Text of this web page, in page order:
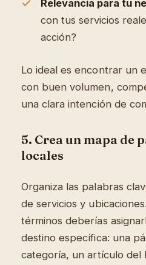
Relevancia para tu
con tus servicios
acción?
Lo ideal es encontrar un
con buen volumen,
una clara intención de
5. Crea un mapa de
locales
Organiza las palabras
de servicios y
términos deberías
destino específica: una
categoría, un artículo del